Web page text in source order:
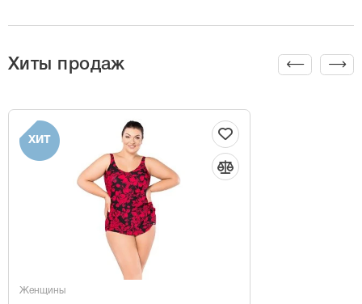
Хиты продаж
ХИТ
Женщины